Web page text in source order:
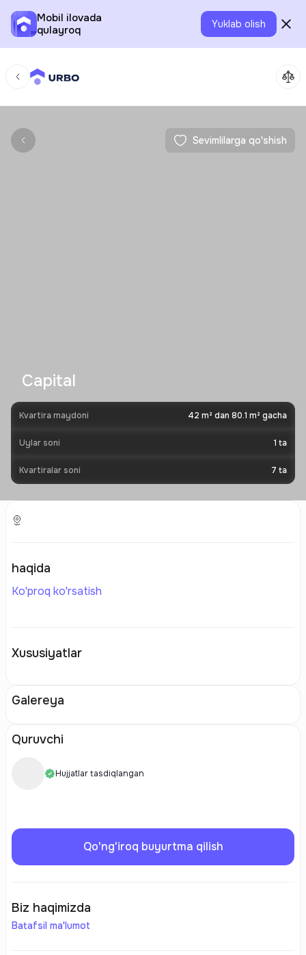
Mobil ilovada
qulayroq
Yuklab olish
Sevimlilarga qo'shish
Capital
Kvartira maydoni 42 m² dan 80.1 m² gacha
Uylar soni 1 ta
Kvartiralar soni 7 ta
haqida
Ko'proq ko'rsatish
Xususiyatlar
Galereya
Quruvchi
Hujjatlar tasdiqlangan
Qo'ng'iroq buyurtma qilish
Biz haqimizda
Batafsil ma'lumot